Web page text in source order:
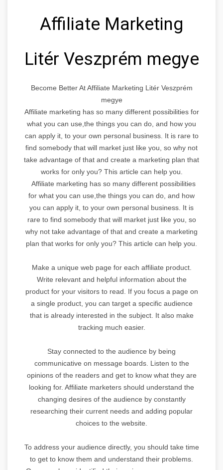
Affiliate Marketing
Litér Veszprém megye
Become Better At Affiliate Marketing Litér Veszprém
megye
Affiliate marketing has so many different possibilities for
what you can use,the things you can do, and how you
can apply it, to your own personal business. It is rare to
find somebody that will market just like you, so why not
take advantage of that and create a marketing plan that
works for only you? This article can help you.
Affiliate marketing has so many different possibilities
for what you can use,the things you can do, and how
you can apply it, to your own personal business. It is
rare to find somebody that will market just like you, so
why not take advantage of that and create a marketing
plan that works for only you? This article can help you.
Make a unique web page for each affiliate product.
Write relevant and helpful information about the
product for your visitors to read. If you focus a page on
a single product, you can target a specific audience
that is already interested in the subject. It also make
tracking much easier.
Stay connected to the audience by being
communicative on message boards. Listen to the
opinions of the readers and get to know what they are
looking for. Affiliate marketers should understand the
changing desires of the audience by constantly
researching their current needs and adding popular
choices to the website.
To address your audience directly, you should take time
to get to know them and understand their problems.